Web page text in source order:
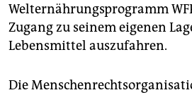
Welternährungsprogramm
Zugang zu seinem eigenen
Lebensmittel auszufahren.
Die